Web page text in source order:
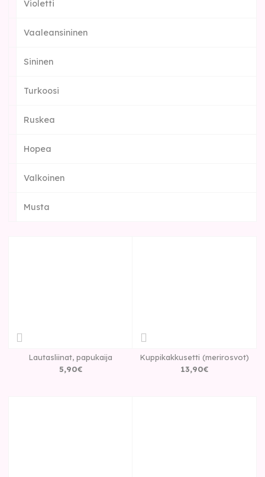
Violetti
Vaaleansininen
Sininen
Turkoosi
Ruskea
Hopea
Valkoinen
Musta
Lautasliinat, papukaija
5,90€
Kuppikakkusetti (merirosvot)
13,90€